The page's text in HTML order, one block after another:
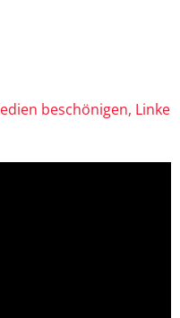
beschönigen, Linke